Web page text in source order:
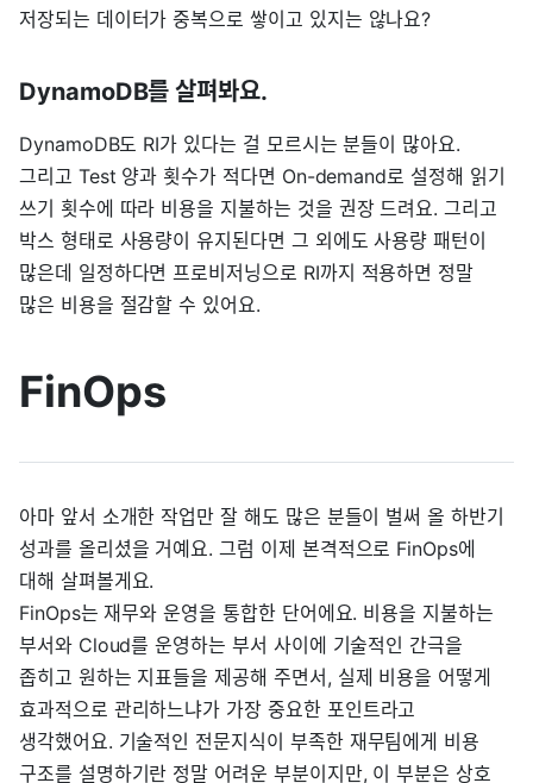
저장되는 데이터가 중복으로 쌓이고 있지는 않나요?
DynamoDB를 살펴봐요.
DynamoDB도 RI가 있다는 걸 모르시는 분들이 많아요.
그리고 Test 양과 횟수가 적다면 On-demand로 설정해 읽기
쓰기 횟수에 따라 비용을 지불하는 것을 권장 드려요. 그리고
박스 형태로 사용량이 유지된다면 그 외에도 사용량 패턴이
많은데 일정하다면 프로비저닝으로 RI까지 적용하면 정말
많은 비용을 절감할 수 있어요.
FinOps
아마 앞서 소개한 작업만 잘 해도 많은 분들이 벌써 올 하반기
성과를 올리셨을 거예요. 그럼 이제 본격적으로 FinOps에
대해 살펴볼게요.
FinOps는 재무와 운영을 통합한 단어에요. 비용을 지불하는
부서와 Cloud를 운영하는 부서 사이에 기술적인 간극을
좁히고 원하는 지표들을 제공해 주면서, 실제 비용을 어떻게
효과적으로 관리하느냐가 가장 중요한 포인트라고
생각했어요. 기술적인 전문지식이 부족한 재무팀에게 비용
구조를 설명하기란 정말 어려운 부분이지만, 이 부분은 상호